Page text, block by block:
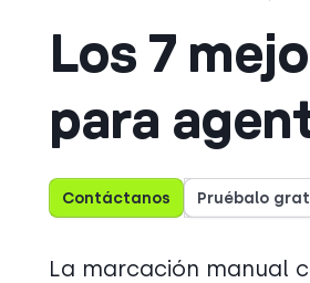
Los 7
para
Contáctanos Pruébalo
La marcación manual